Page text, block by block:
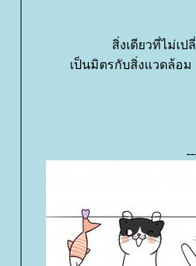
สิ่งเดียวที่ไม่เ
เป็นมิตรกับสิ่งแวดล้อ